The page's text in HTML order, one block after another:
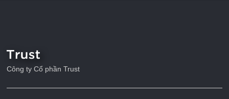
Công ty Cổ phần Trust